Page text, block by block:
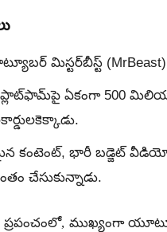
మిస్టర్‌బీస్ట్
ఏకంగా 500
కంటెంట్, భారీ బడ్జెట్
చేసుకున్నాడు.
ముఖ్యంగా